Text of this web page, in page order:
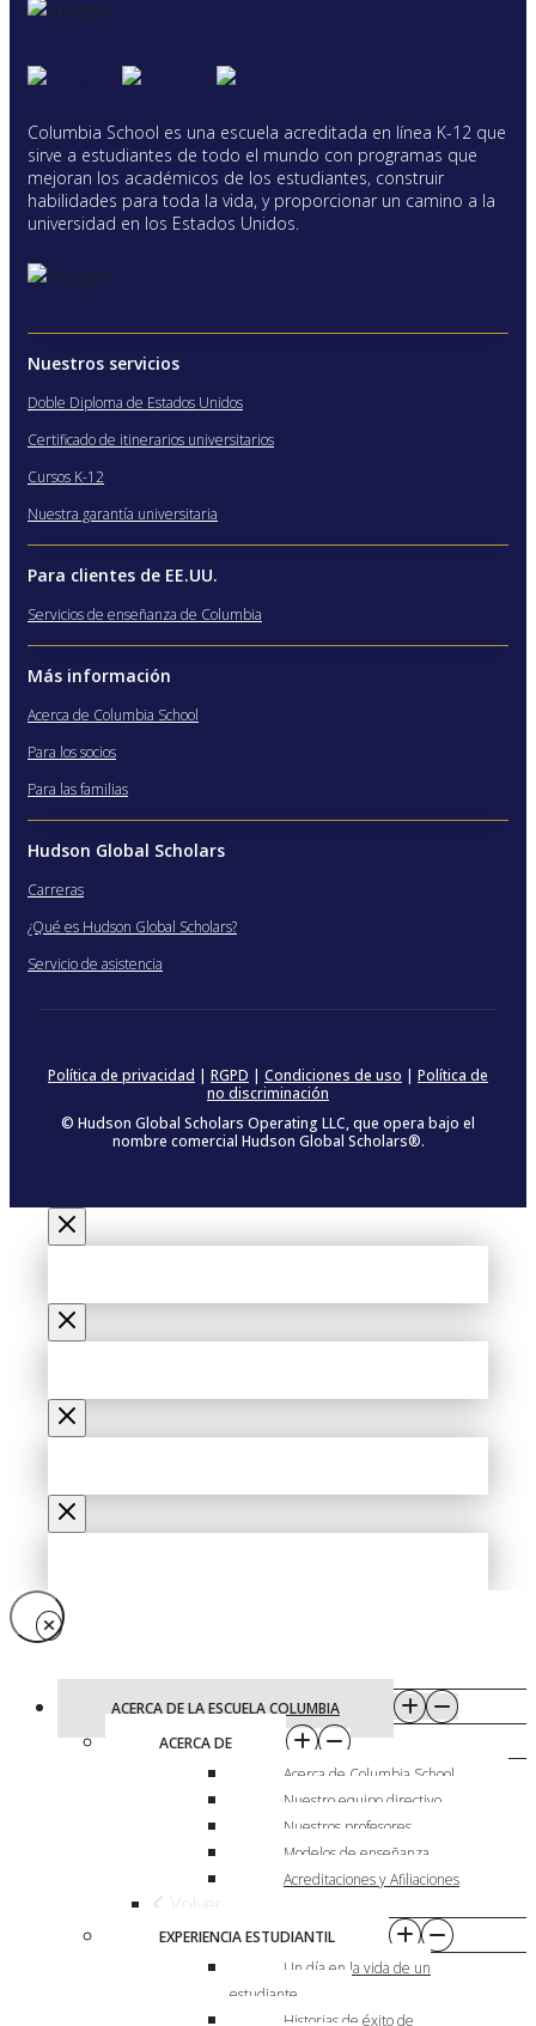
Columbia School es una escuela acreditada en línea K-12 que
sirve a estudiantes de todo el mundo con programas que
mejoran los académicos de los estudiantes, construir
habilidades para toda la vida, y proporcionar un camino a la
universidad en los Estados Unidos.
Nuestros servicios
Doble Diploma de Estados Unidos
Certificado de itinerarios universitarios
Cursos K-12
Nuestra garantía universitaria
Para clientes de EE.UU.
Servicios de enseñanza de Columbia
Más información
Acerca de Columbia School
Para los socios
Para las familias
Hudson Global Scholars
Carreras
¿Qué es Hudson Global Scholars?
Servicio de asistencia
Política de privacidad | RGPD | Condiciones de uso | Política de
no discriminación
© Hudson Global Scholars Operating LLC, que opera bajo el
nombre comercial Hudson Global Scholars®.
ACERCA DE LA ESCUELA COLUMBIA
ACERCA DE
Acerca de Columbia School
Nuestro equipo directivo
Nuestros profesores
Modelos de enseñanza
Acreditaciones y Afiliaciones
Volver
EXPERIENCIA ESTUDIANTIL
Un día en la vida de un
estudiante
Historias de éxito de